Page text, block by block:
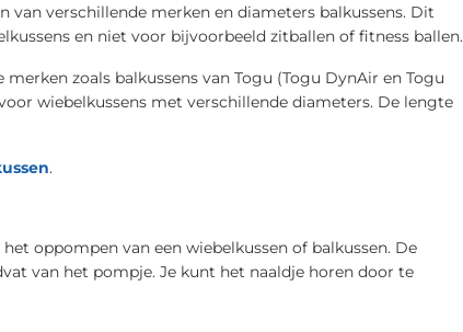
verschillende merken en diameters balkussens. Dit
en niet voor bijvoorbeeld zitballen of fitness ballen.
zoals balkussens van Togu (Togu DynAir en Togu
wiebelkussens met verschillende diameters. De lengte
.
oppompen van een wiebelkussen of balkussen. De
van het pompje. Je kunt het naaldje horen door te